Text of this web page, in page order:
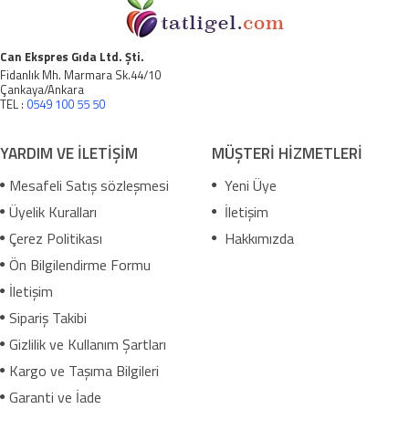
Can Ekspres Gıda Ltd. Şti.
Fidanlık Mh. Marmara Sk.44/10
Çankaya/Ankara
TEL : 0549 100 55 50
YARDIM VE İLETİŞİM
Mesafeli Satış sözleşmesi
Üyelik Kuralları
Çerez Politikası
Ön Bilgilendirme Formu
İletişim
Sipariş Takibi
Gizlilik ve Kullanım Şartları
Kargo ve Taşıma Bilgileri
Garanti ve İade
MÜŞTERİ HİZMETLERİ
Yeni Üye
İletişim
Hakkımızda